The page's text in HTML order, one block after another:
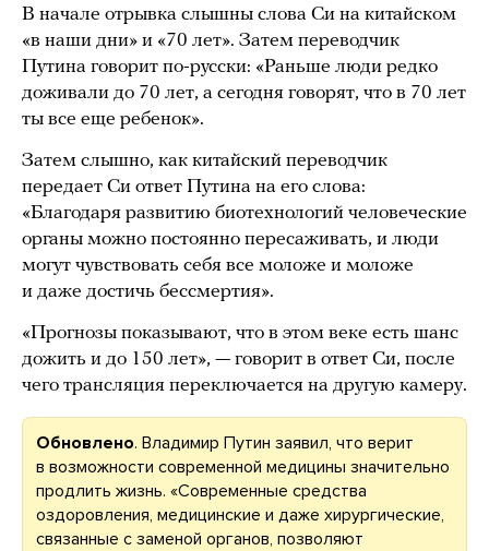
В начале отрывка слышны слова Си на китайском
«в наши дни» и «70 лет». Затем переводчик
Путина говорит по-русски: «Раньше люди редко
доживали до 70 лет, а сегодня говорят, что в 70 лет
ты все еще ребенок».
Затем слышно, как китайский переводчик
передает Си ответ Путина на его слова:
«Благодаря развитию биотехнологий человеческие
органы можно постоянно пересаживать, и люди
могут чувствовать себя все моложе и моложе
и даже достичь бессмертия».
«Прогнозы показывают, что в этом веке есть шанс
дожить и до 150 лет», — говорит в ответ Си, после
чего трансляция переключается на другую камеру.
Обновлено. Владимир Путин заявил, что верит
в возможности современной медицины значительно
продлить жизнь. «Современные средства
оздоровления, медицинские и даже хирургические,
связанные с заменой органов, позволяют